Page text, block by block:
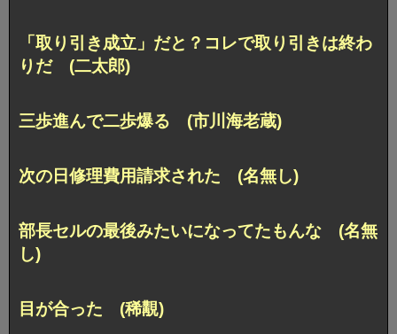
「取り引き成立」だと？コレで取り引きは終わ
りだ (二太郎)
三歩進んで二歩爆る (市川海老蔵)
次の日修理費用請求された (名無し)
部長セルの最後みたいになってたもんな (名無
し)
目が合った (稀覯)